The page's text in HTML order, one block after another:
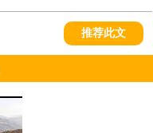
推荐此文